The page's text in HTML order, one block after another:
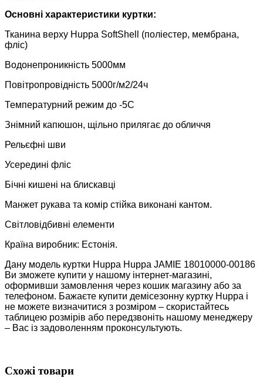
Основні характеристики куртки:
Тканина верху Huppa SoftShell (поліестер, мембрана,
фліс)
Водонепроникність 5000мм
Повітропровідність 5000г/м2/24ч
Температурний режим до -5С
Знімний капюшон, щільно прилягає до обличчя
Рельєфні шви
Усередині фліс
Бічні кишені на блискавці
Манжет рукава та комір стійка виконані кантом.
Світловідбивні елементи
Країна виробник: Естонія.
Дану модель куртки Huppa Huppa JAMIE 18010000-00186
Ви зможете купити у нашому інтернет-магазині,
оформивши замовлення через кошик магазину або за
телефоном. Бажаєте купити демісезонну куртку Huppa і
не можете визначитися з розміром – скористайтесь
таблицею розмірів або передзвоніть нашому менеджеру
– Вас із задоволенням проконсультують.
Схожі товари